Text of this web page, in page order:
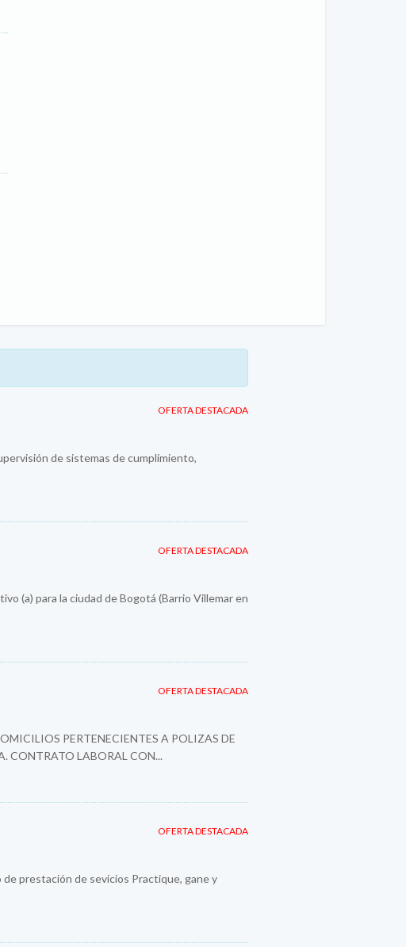
OFERTA DESTACADA
de sistemas de cumplimiento,
OFERTA DESTACADA
(a) para la ciudad de Bogotá (Barrio Villemar en
OFERTA DESTACADA
PERTENECIENTES A POLIZAS DE
CONTRATO LABORAL CON...
OFERTA DESTACADA
prestación de sevicios Practique, gane y